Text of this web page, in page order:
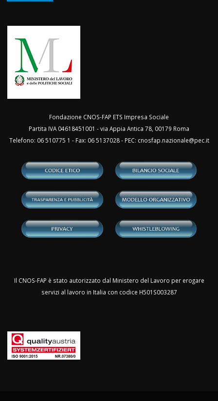
Fondazione CNOS-FAP ETS Impresa Sociale
Partita IVA 04618451001 - via Appia Antica 78, 00179 Roma
Telefono: 06 510775 1 - Fax: 06 5137028 - PEC: cnosfap.nazionale@pec.it
Il CNOS-FAP è stato autorizzato dal Ministero del Lavoro per erogare
servizi al lavoro in Italia con codice H501S003287